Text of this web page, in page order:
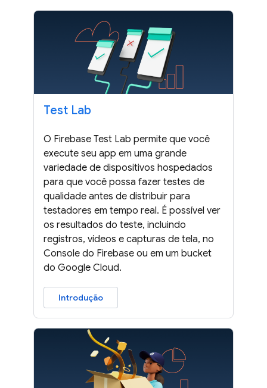
Test Lab
O Firebase Test Lab permite que você
execute seu app em uma grande
variedade de dispositivos hospedados
para que você possa fazer testes de
qualidade antes de distribuir para
testadores em tempo real. É possível ver
os resultados do teste, incluindo
registros, vídeos e capturas de tela, no
Console do Firebase ou em um bucket
do Google Cloud.
Introdução